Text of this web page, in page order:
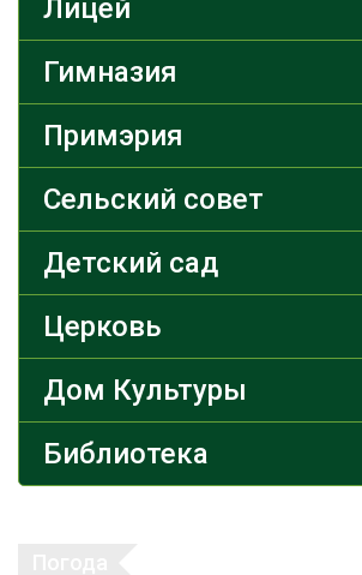
Лицей
Гимназия
Примэрия
Сельский совет
Детский сад
Церковь
Дом Культуры
Библиотека